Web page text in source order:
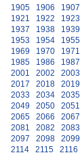
1905
1906 1907
1921
1922 1923
1937
1938 1939
1953
1954 1955
1969
1970 1971
1985
1986 1987
2001
2002 2003
2017
2018 2019
2033
2034 2035
2049
2050 2051
2065
2066 2067
2081
2082 2083
2097
2098 2099
2114
2115 2116